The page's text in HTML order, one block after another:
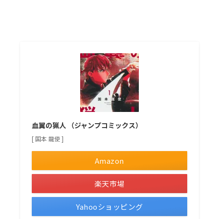
血翼の猟人 （ジャンプコミックス）
[ 国本 龍使 ]
Amazon
楽天市場
Yahooショッピング